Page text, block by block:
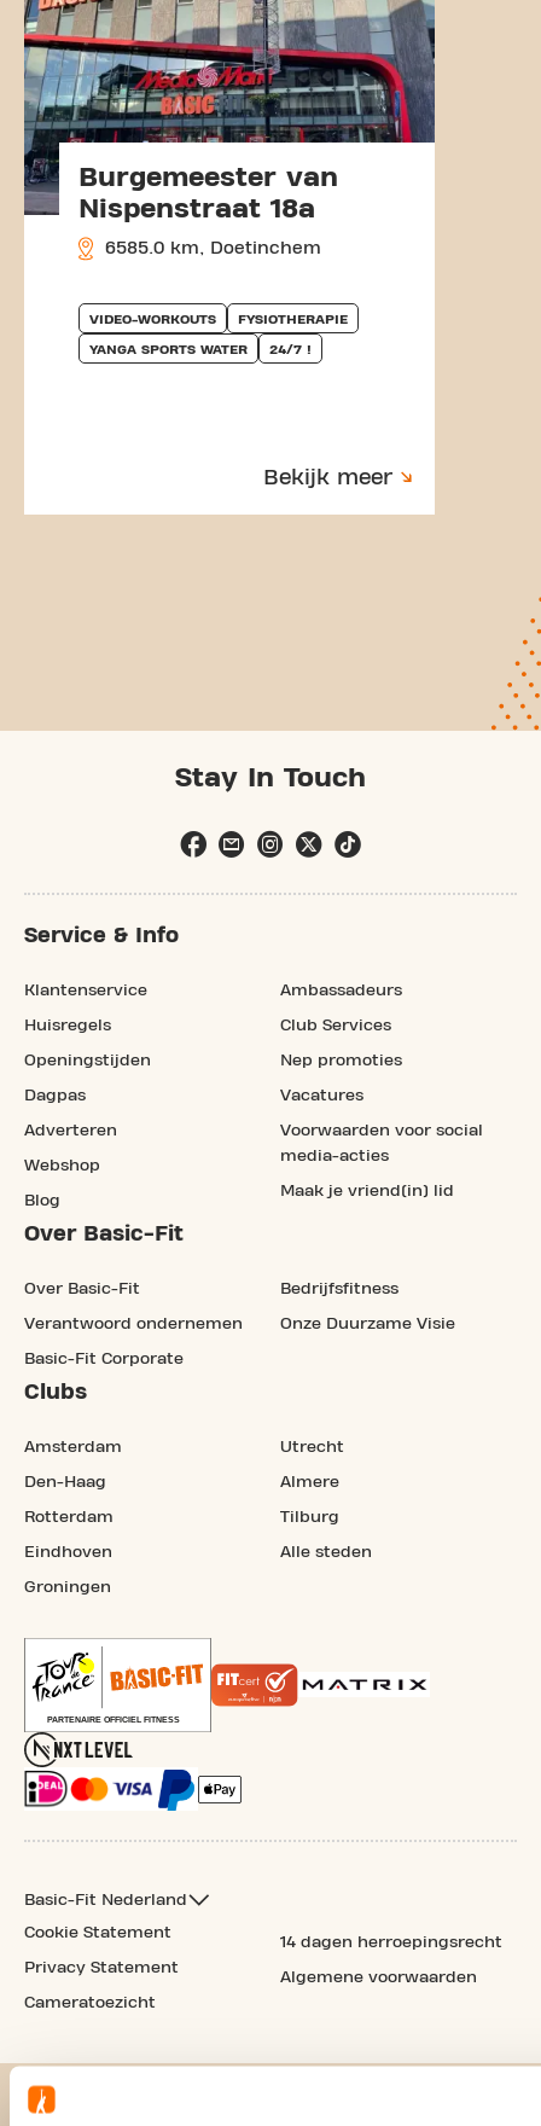
Burgemeester van
Nispenstraat 18a
6585.0 km, Doetinchem
VIDEO-WORKOUTS FYSIOTHERAPIE
YANGA SPORTS WATER 24/7 !
Bekijk meer
Stay In Touch
Service & Info
Klantenservice
Huisregels
Openingstijden
Dagpas
Adverteren
Webshop
Blog
Ambassadeurs
Club Services
Nep promoties
Vacatures
Voorwaarden voor social
media-acties
Maak je vriend(in) lid
Over Basic-Fit
Over Basic-Fit
Verantwoord ondernemen
Basic-Fit Corporate
Bedrijfsfitness
Onze Duurzame Visie
Clubs
Amsterdam
Den-Haag
Rotterdam
Eindhoven
Groningen
Utrecht
Almere
Tilburg
Alle steden
Basic-Fit Nederland
Cookie Statement
Privacy Statement
Cameratoezicht
14 dagen herroepingsrecht
Algemene voorwaarden